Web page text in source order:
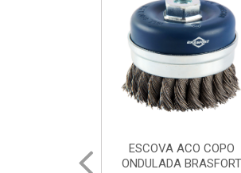
SERRA CIRCULAR WIDEA
BRASFORT PREMIUM